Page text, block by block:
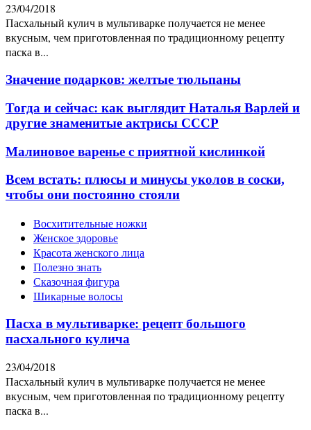
23/04/2018
Пасхальный кулич в мультиварке получается не менее
вкусным, чем приготовленная по традиционному рецепту
паска в...
Значение подарков: желтые тюльпаны
Тогда и сейчас: как выглядит Наталья Варлей и
другие знаменитые актрисы СССР
Малиновое варенье с приятной кислинкой
Всем встать: плюсы и минусы уколов в соски,
чтобы они постоянно стояли
Восхитительные ножки
Женское здоровье
Красота женского лица
Полезно знать
Сказочная фигура
Шикарные волосы
Пасха в мультиварке: рецепт большого
пасхального кулича
23/04/2018
Пасхальный кулич в мультиварке получается не менее
вкусным, чем приготовленная по традиционному рецепту
паска в...